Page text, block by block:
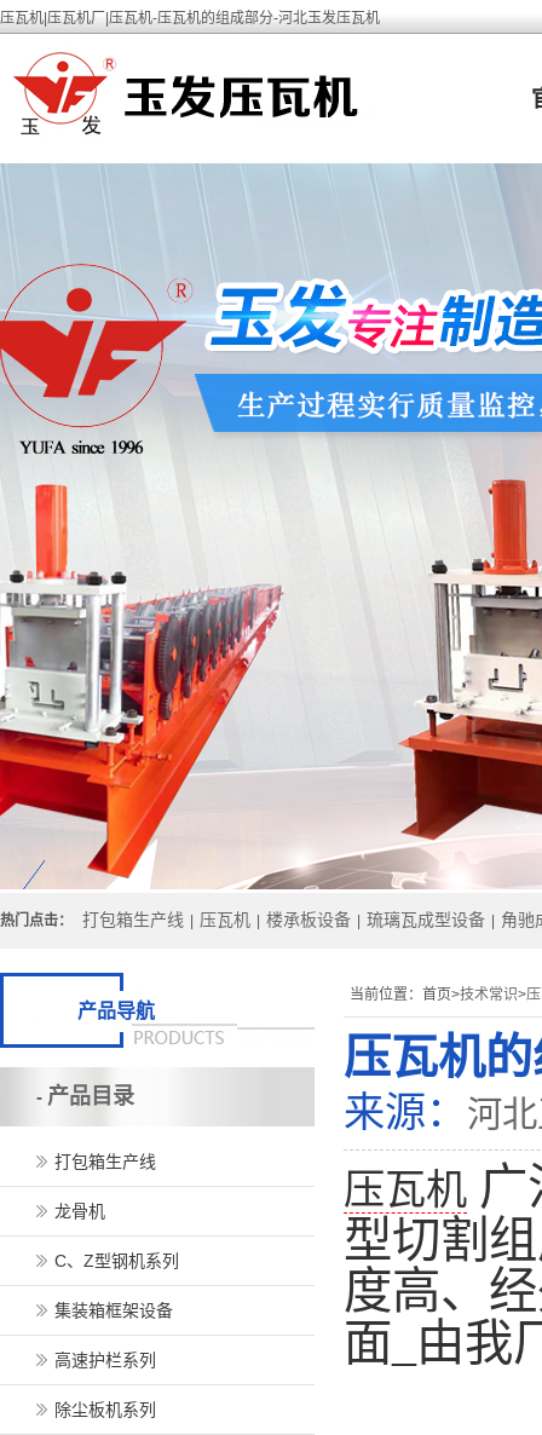
压瓦机|压瓦机厂|压瓦机-压瓦机的组成部分-河北玉发压瓦机
热门点击： 打包箱生产线 压瓦机 楼承板设备 琉璃瓦成型设备 角驰
当前位置： 首页>技术常识>
压瓦机
来源： 河
压瓦机 广
型切割
度高、
面_由我
产品导航
- 产品目录
打包箱生产线
龙骨机
C、Z型钢机系列
集装箱框架设备
高速护栏系列
除尘板机系列